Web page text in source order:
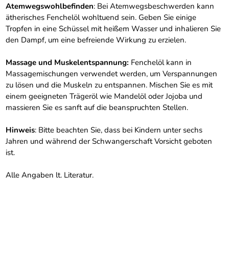
Atemwegswohlbefinden: Bei Atemwegsbeschwerden kann
ätherisches Fenchelöl wohltuend sein. Geben Sie einige
Tropfen in eine Schüssel mit heißem Wasser und inhalieren Sie
den Dampf, um eine befreiende Wirkung zu erzielen.
Massage und Muskelentspannung: Fenchelöl kann in
Massagemischungen verwendet werden, um Verspannungen
zu lösen und die Muskeln zu entspannen. Mischen Sie es mit
einem geeigneten Trägeröl wie Mandelöl oder Jojoba und
massieren Sie es sanft auf die beanspruchten Stellen.
Hinweis: Bitte beachten Sie, dass bei Kindern unter sechs
Jahren und während der Schwangerschaft Vorsicht geboten
ist.
Alle Angaben lt. Literatur.